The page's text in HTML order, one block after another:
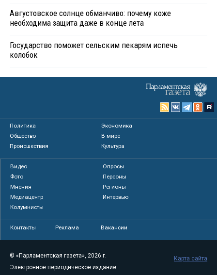
Августовское солнце обманчиво: почему коже
необходима защита даже в конце лета
Государство поможет сельским пекарям испечь
колобок
Политика
Экономика
Общество
В мире
Происшествия
Культура
Видео
Опросы
Фото
Персоны
Мнения
Регионы
Медиацентр
Интервью
Колумнисты
Контакты Реклама Вакансии
© «Парламентская газета», 2026 г.
Электронное периодическое издание
Карта сайта